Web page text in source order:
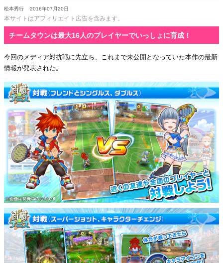
松本秀行 2016年07月20日
本サイトはアフィリエイト広告を含みます。
チームタウンは最大16人のプレイヤーでいっしょに育成！
今回のメディア対抗戦に先立ち、これまで未公開となっていた本作の最新
情報が発表された。